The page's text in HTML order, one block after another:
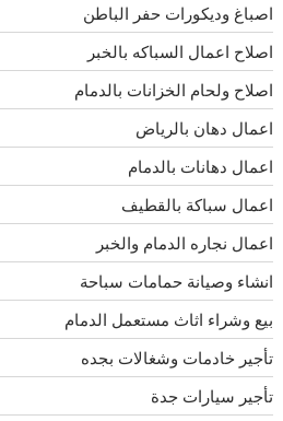
اصباغ وديكورات حفر الباطن
اصلاح اعمال السباكه بالخبر
اصلاح ولحام الخزانات بالدمام
اعمال دهان بالرياض
اعمال دهانات بالدمام
اعمال سباكة بالقطيف
اعمال نجاره الدمام والخبر
انشاء وصيانة حمامات سباحة
بيع وشراء اثاث مستعمل الدمام
تأجير خادمات وشغالات بجده
تأجير سيارات جدة